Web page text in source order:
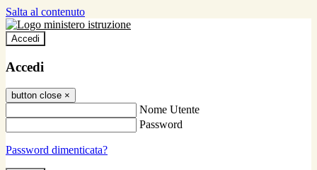
Salta al contenuto
Accedi
Accedi
button close ×
Nome Utente
Password
Password dimenticata?